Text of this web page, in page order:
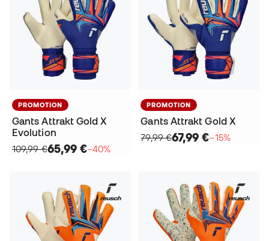
PROMOTION
Gants Attrakt Gold X
Evolution
109,99 €65,99 €−40%
PROMOTION
Gants Attrakt Gold X
79,99 €67,99 €−15%